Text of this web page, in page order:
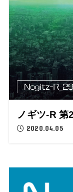
ノギツ-R 第
2020.04.05